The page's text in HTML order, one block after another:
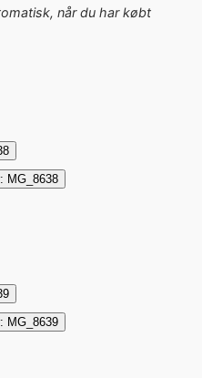
når du har købt
MG_8638
MG_8639